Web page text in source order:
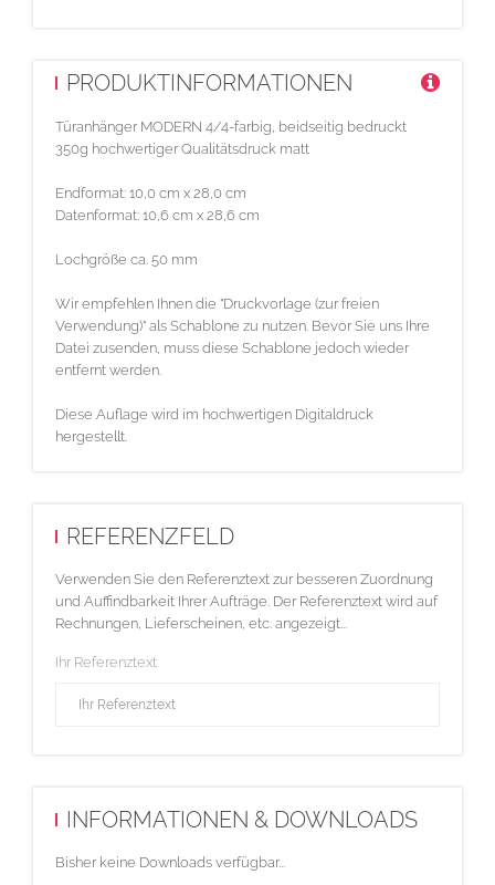
PRODUKTINFORMATIONEN
Türanhänger MODERN 4/4-farbig, beidseitig bedruckt
350g hochwertiger Qualitätsdruck matt
Endformat: 10,0 cm x 28,0 cm
Datenformat: 10,6 cm x 28,6 cm
Lochgröße ca. 50 mm
Wir empfehlen Ihnen die "Druckvorlage (zur freien
Verwendung)" als Schablone zu nutzen. Bevor Sie uns Ihre
Datei zusenden, muss diese Schablone jedoch wieder
entfernt werden.
Diese Auflage wird im hochwertigen Digitaldruck
hergestellt.
REFERENZFELD
Verwenden Sie den Referenztext zur besseren Zuordnung
und Auffindbarkeit Ihrer Aufträge. Der Referenztext wird auf
Rechnungen, Lieferscheinen, etc. angezeigt...
Ihr Referenztext
INFORMATIONEN & DOWNLOADS
Bisher keine Downloads verfügbar...